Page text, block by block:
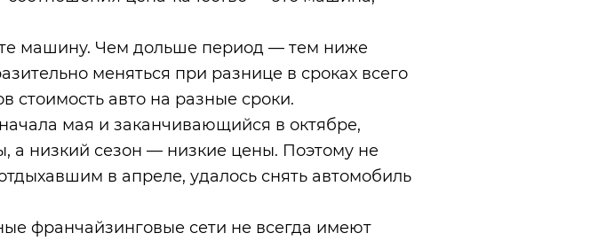
машину. Чем дольше период — тем ниже
меняться при разнице в сроках всего
стоимость авто на разные сроки.
мая и заканчивающийся в октябре,
а низкий сезон — низкие цены. Поэтому не
в апреле, удалось снять автомобиль
франчайзинговые сети не всегда имеют